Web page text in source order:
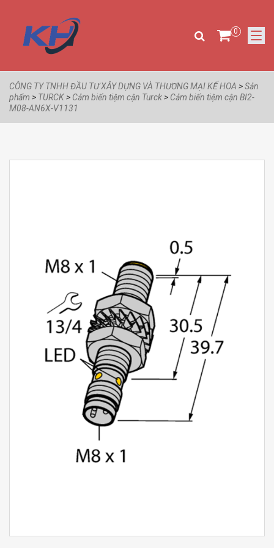
0
CÔNG TY TNHH ĐẦU TƯ XÂY DỰNG VÀ THƯƠNG MẠI KẾ HOA >Sản
phẩm > TURCK> Cảm biến tiệm cận Turck> Cảm biến tiệm cận BI2-
M08-AN6X-V1131